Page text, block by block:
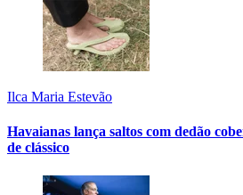
Ilca Maria Estevão
Havaianas lança saltos com dedão
de clássico